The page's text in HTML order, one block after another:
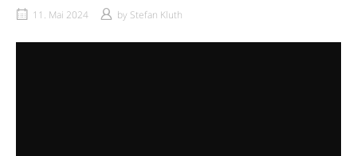
11. Mai 2024 by Stefan Kluth